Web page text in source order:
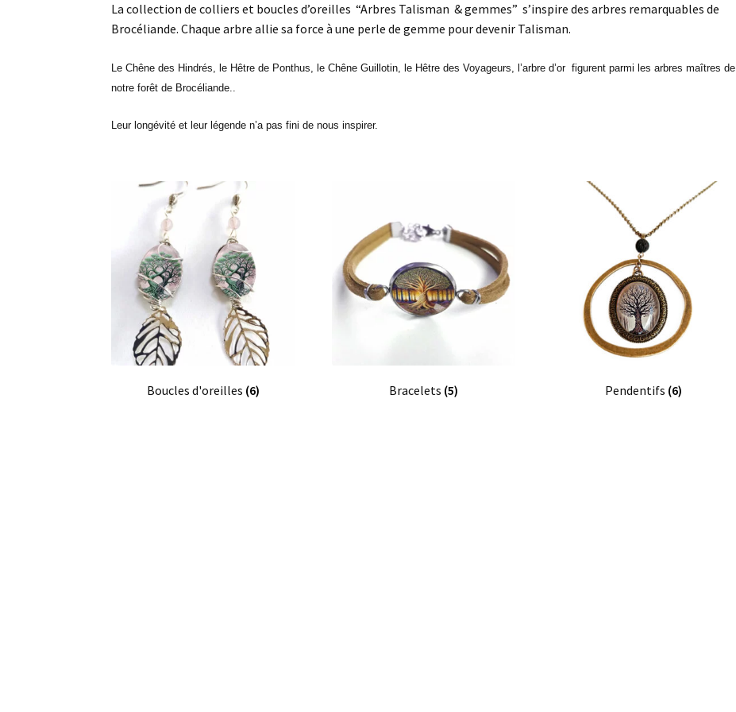
La collection de colliers et boucles d’oreilles “Arbres Talisman & gemmes” s’inspire des arbres remarquables de
Brocéliande. Chaque arbre allie sa force à une perle de gemme pour devenir Talisman.
Le Chêne des Hindrés, le Hêtre de Ponthus, le Chêne Guillotin, le Hêtre des Voyageurs, l’arbre d’or figurent parmi les arbres maîtres de
notre forêt de Brocéliande..
Leur longévité et leur légende n’a pas fini de nous inspirer.
Boucles d'oreilles (6) Bracelets (5) Pendentifs (6)